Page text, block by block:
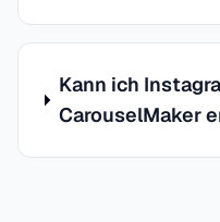
Kann ich
CarouselMaker